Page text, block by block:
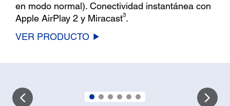
en modo normal). Conectividad instantánea con
Apple AirPlay 2 y Miracast3.
VER PRODUCTO